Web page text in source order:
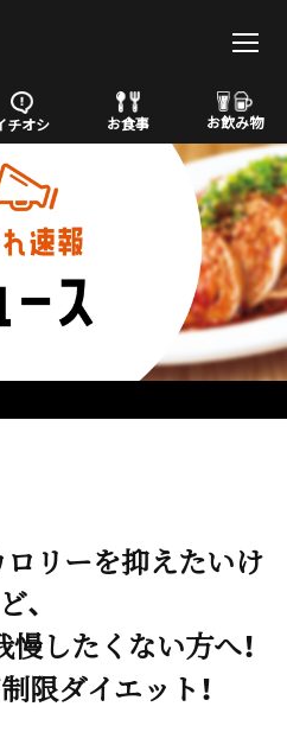
チオシ お食事 お飲み物
リーを抑えたいけ
ど、
したくない方へ！
限ダイエット！